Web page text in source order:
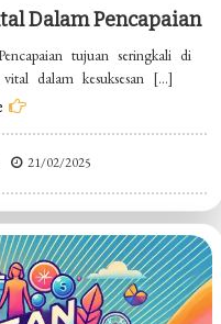
Dalam Pencapaian
tujuan seringkali di
dalam kesuksesan […]
21/02/2025